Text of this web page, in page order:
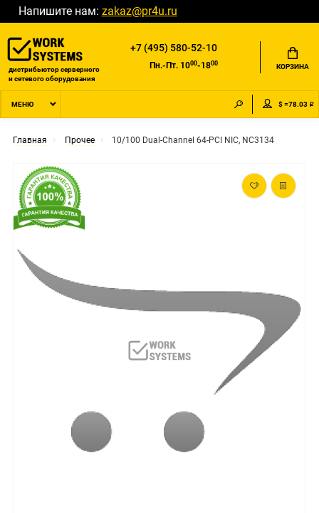
Напишите нам: zakaz@pr4u.ru
дистрибьютор серверного
и сетевого оборудования
+7 (495) 580-52-10
Пн.-Пт. 1000-1800 КОРЗИНА
МЕНЮ $ =78.03 ₽
Главная Прочее 10/100 Dual-Channel 64-PCI NIC, NC3134